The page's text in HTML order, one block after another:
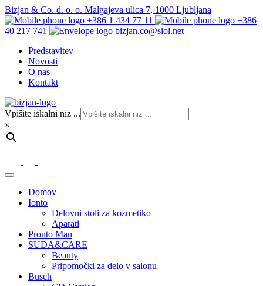
Bizjan & Co. d. o. o. Malgajeva ulica 7, 1000 Ljubljana
+386 1 434 77 11
+386
40 217 741
bizjan.co@siol.net
Predstavitev
Novosti
O nas
Kontakt
Vpišite iskalni niz ...
×
Domov
Ionto
Delovni stoli za kozmetiko
Aparati
Pronto Man
SUDA&CARE
Beauty
Pripomočki za delo v salonu
Busch